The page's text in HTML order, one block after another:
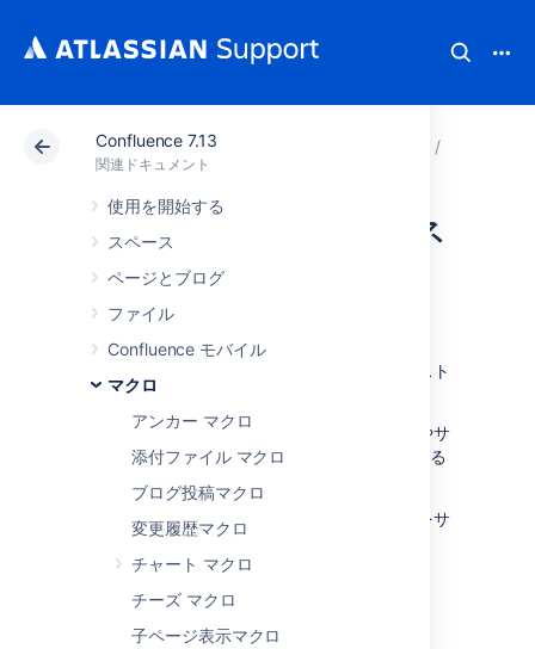
Confluence 7.13
関連ドキュメント
使用を開始する
スペース
ページとブログ
ファイル
Confluence モバイル
マクロ
アンカー マクロ
添付ファイル マクロ
ブログ投稿マクロ
変更履歴マクロ
チャート マクロ
チーズ マクロ
子ページ表示マクロ
アトラシアン サポート
ウィジェット コネ
クタ マクロ
ウィジェット コネクタをページに追加すると、
オンラインの動画、スライドショー、フォトスト
リームなどを埋め込むことができます。
これは、チームで作業に使用する他のサイトやサ
ービスと Confluence との間のギャップを埋める
ために適しています。
マクロは現在、これらのサイトのコンテンツをサ
ポートしています。
Vimeo
Twitter